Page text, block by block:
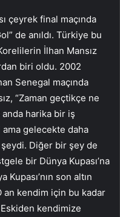
çeyrek final maçında
de anıldı. Türkiye bu
İlhan Mansız
biri oldu. 2002
Senegal maçında
“Zaman geçtikçe ne
anda harika bir iş
ama gelecekte daha
şeydi. Diğer bir şey de
bir Dünya Kupası’na
Kupası’nın son altın
an kendim için bu kadar
kendimize